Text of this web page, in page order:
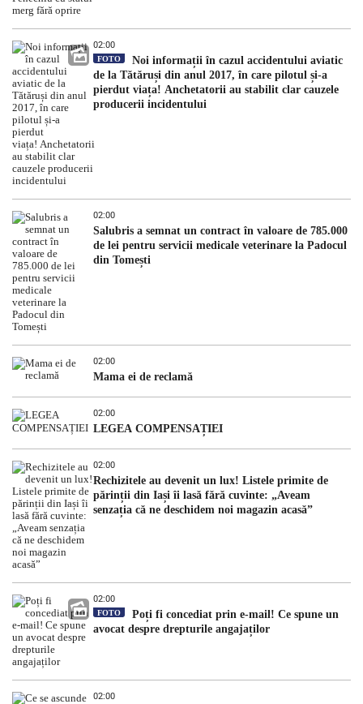
02:00
FOTO
Noi informații în cazul accidentului aviatic
de la Tătăruși din anul 2017, în care pilotul și-a
pierdut viața! Anchetatorii au stabilit clar cauzele
producerii incidentului
02:00
Salubris a semnat un contract în valoare de 785.000
de lei pentru servicii medicale veterinare la Padocul
din Tomești
02:00
Mama ei de reclamă
02:00
LEGEA COMPENSAȚIEI
02:00
Rechizitele au devenit un lux! Listele primite de
părinții din Iași îi lasă fără cuvinte: „Aveam
senzația că ne deschidem noi magazin acasă”
02:00
FOTO
Poți fi concediat prin e-mail! Ce spune un
avocat despre drepturile angajaților
02:00